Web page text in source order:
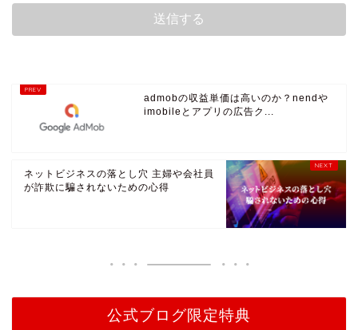
admobの収益単価は高いのか？nendや
imobileとアプリの広告ク...
ネットビジネスの落とし穴 主婦や会社員
が詐欺に騙されないための心得
公式ブログ限定特典